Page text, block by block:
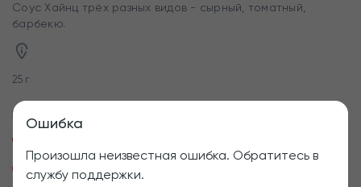
Ошибка
Произошла неизвестная ошибка. Обратитесь в
службу поддержки.
Соус Хайнц трёх разных видов - сырный, томатный,
барбекю.
25 г
Выберите соус